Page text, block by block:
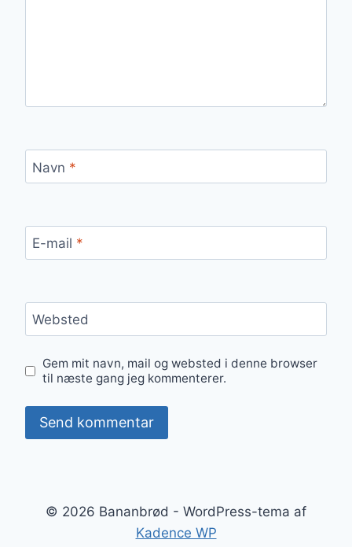
Navn *
E-mail *
Websted
Gem mit navn, mail og websted i denne browser
til næste gang jeg kommenterer.
© 2026 Bananbrød - WordPress-tema af
Kadence WP